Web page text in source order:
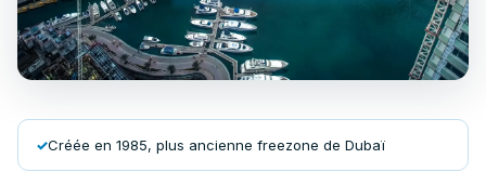
Créée en 1985, plus ancienne freezone de Dubaï